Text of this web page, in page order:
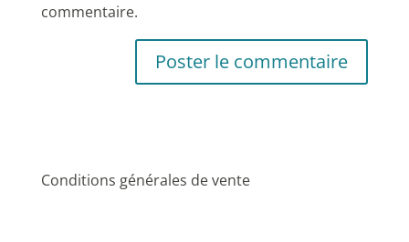
commentaire.
Conditions générales de vente